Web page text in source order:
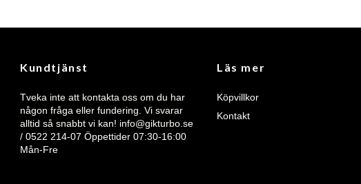
Kundtjänst
Tveka inte att kontakta oss om du har
någon fråga eller fundering. Vi svarar
alltid så snabbt vi kan! info@gikturbo.se
/ 0522 214-07 Öppettider 07:30-16:00
Mån-Fre
Läs mer
Köpvillkor
Kontakt